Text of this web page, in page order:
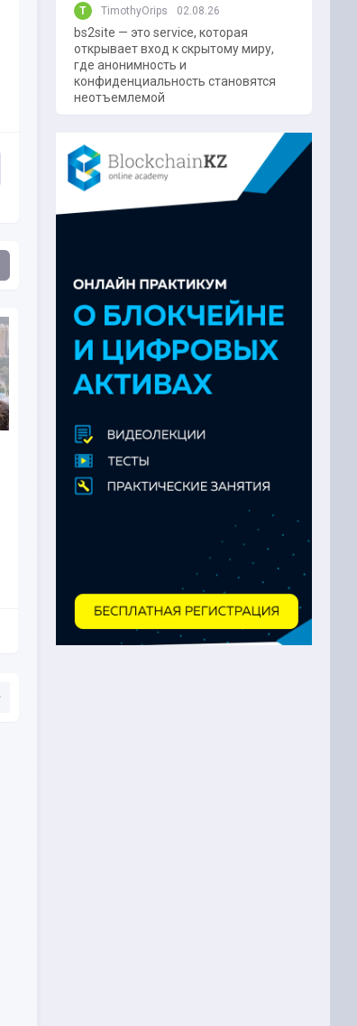
Сэм Бэнкман-Фрид заплатил
адвокатам из денег,...
генеральный директор FTX Сэм...
Новости 30.03.23
T TimothyOrips 02.08.26
bs2site — это service, которая
открывает вход к скрытому миру,
где анонимность и
конфиденциальность становятся
неотъемлемой